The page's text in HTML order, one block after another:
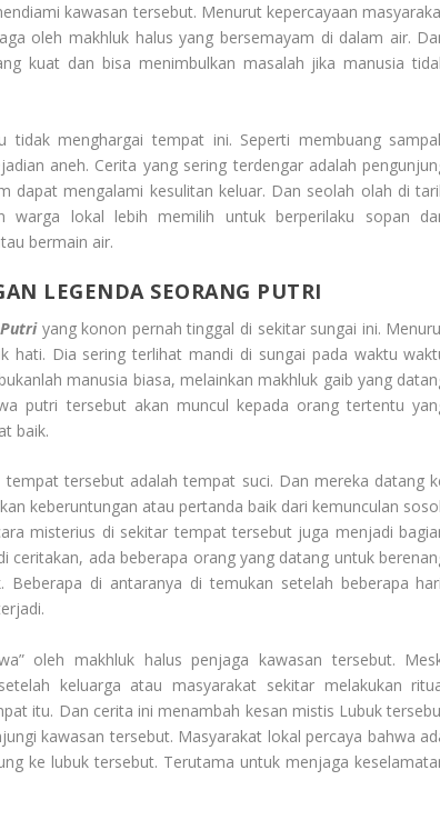
kawasan tersebut. Menurut kepercayaan
oleh makhluk halus yang bersemayam di dalam air.
kuat dan bisa menimbulkan masalah jika manusia
menghargai tempat ini. Seperti membuang
aneh. Cerita yang sering terdengar adalah
dapat mengalami kesulitan keluar. Dan seolah olah di
lokal lebih memilih untuk berperilaku sopan
bermain air.
LEGENDA SEORANG PUTRI
yang konon pernah tinggal di sekitar sungai ini.
hati. Dia sering terlihat mandi di sungai pada waktu
manusia biasa, melainkan makhluk gaib yang
putri tersebut akan muncul kepada orang tertentu
baik.
tersebut adalah tempat suci. Dan mereka datang
keberuntungan atau pertanda baik dari kemunculan
misterius di sekitar tempat tersebut juga menjadi
ada beberapa orang yang datang untuk
di antaranya di temukan setelah beberapa
oleh makhluk halus penjaga kawasan tersebut.
keluarga atau masyarakat sekitar melakukan
itu. Dan cerita ini menambah kesan mistis Lubuk
kawasan tersebut. Masyarakat lokal percaya bahwa
ke lubuk tersebut. Terutama untuk menjaga